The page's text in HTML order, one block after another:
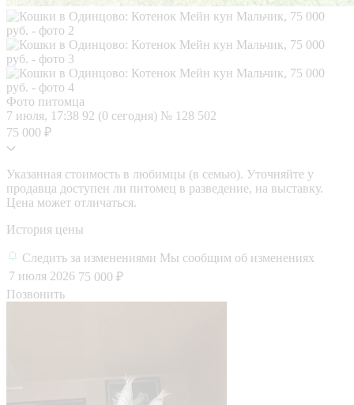
Фото питомца
7 июля, 17:38 92 (0 сегодня) № 128 502
75 000 ₽
Указанная стоимость в любимцы (в семью). Уточняйте у
продавца доступен ли питомец в разведение, на выставку.
Цена может отличаться.
История цены
Следить за изменениями Мы сообщим об изменениях
7 июля 2026 75 000 ₽
Позвонить